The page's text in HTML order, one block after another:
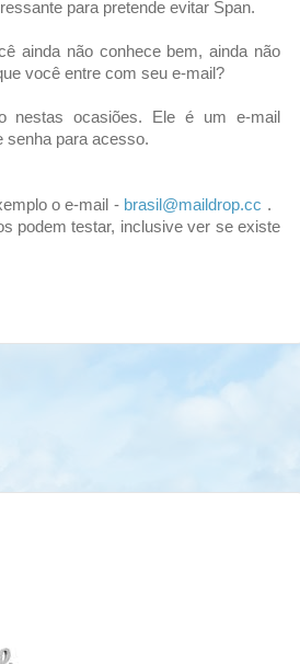
para pretende evitar Span.
ainda não conhece bem, ainda não
você entre com seu e-mail?
nestas ocasiões. Ele é um e-mail
senha para acesso.
o e-mail - brasil@maildrop.cc .
podem testar, inclusive ver se existe